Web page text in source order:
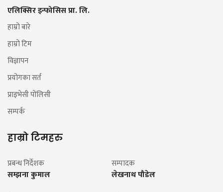
एलिक्सिर इन्फोसिस प्रा. लि.
हाम्रो बारे
हाम्रो टिम
विज्ञापन
प्रयोगका सर्त
प्राइभेसी पोलिसी
सम्पर्क
हाम्रो टिमहरु
प्रबन्ध निर्देशक
सम्झना कुमाल
सम्पादक
लेखनाथ पौडेल